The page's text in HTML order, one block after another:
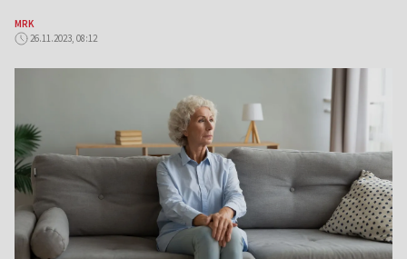
MRK
26.11.2023, 08:12